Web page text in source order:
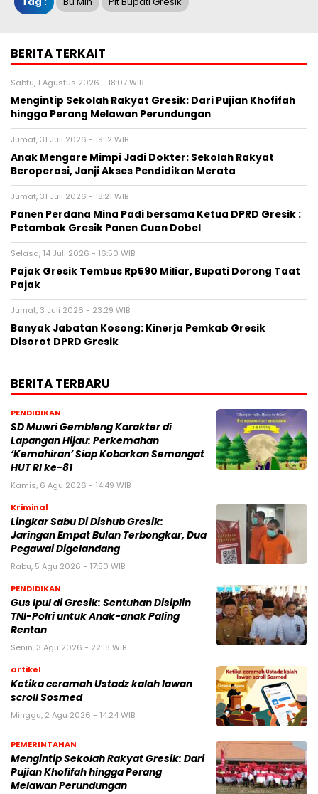
BERITA TERKAIT
Sabtu, 1 Agustus 2026 - 18:07 WIB
Mengintip Sekolah Rakyat Gresik: Dari Pujian Khofifah
hingga Perang Melawan Perundungan
Jumat, 31 Juli 2026 - 19:12 WIB
Anak Mengare Mimpi Jadi Dokter: Sekolah Rakyat
Beroperasi, Janji Akses Pendidikan Merata
Jumat, 31 Juli 2026 - 18:21 WIB
Panen Perdana Mina Padi bersama Ketua DPRD Gresik :
Petambak Gresik Panen Cuan Dobel
Selasa, 14 Juli 2026 - 16:50 WIB
Pajak Gresik Tembus Rp590 Miliar, Bupati Dorong Taat
Pajak
Jumat, 3 Juli 2026 - 23:29 WIB
Banyak Jabatan Kosong: Kinerja Pemkab Gresik
Disorot DPRD Gresik
BERITA TERBARU
PENDIDIKAN
SD Muwri Gembleng Karakter di
Lapangan Hijau: Perkemahan
‘Kemahiran’ Siap Kobarkan Semangat
HUT RI ke-81
Kamis, 6 Agu 2026 - 14:49 WIB
Kriminal
Lingkar Sabu Di Dishub Gresik:
Jaringan Empat Bulan Terbongkar, Dua
Pegawai Digelandang
Rabu, 5 Agu 2026 - 17:50 WIB
PENDIDIKAN
Gus Ipul di Gresik: Sentuhan Disiplin
TNI-Polri untuk Anak-anak Paling
Rentan
Senin, 3 Agu 2026 - 22:18 WIB
artikel
Ketika ceramah Ustadz kalah lawan
scroll Sosmed
Minggu, 2 Agu 2026 - 14:24 WIB
PEMERINTAHAN
Mengintip Sekolah Rakyat Gresik: Dari
Pujian Khofifah hingga Perang
Melawan Perundungan